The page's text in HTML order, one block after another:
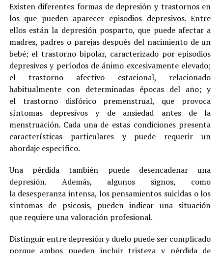
Existen diferentes formas de depresión y trastornos en
los que pueden aparecer episodios depresivos. Entre
ellos están la depresión posparto, que puede afectar a
madres, padres o parejas después del nacimiento de un
bebé; el trastorno bipolar, caracterizado por episodios
depresivos y períodos de ánimo excesivamente elevado;
el trastorno afectivo estacional, relacionado
habitualmente con determinadas épocas del año; y
el trastorno disfórico premenstrual, que provoca
síntomas depresivos y de ansiedad antes de la
menstruación. Cada una de estas condiciones presenta
características particulares y puede requerir un
abordaje específico.
Una pérdida también puede desencadenar una
depresión. Además, algunos signos, como
la desesperanza intensa, los pensamientos suicidas o los
síntomas de psicosis, pueden indicar una situación
que requiere una valoración profesional.
Distinguir entre depresión y duelo puede ser complicado
porque ambos pueden incluir tristeza y pérdida de